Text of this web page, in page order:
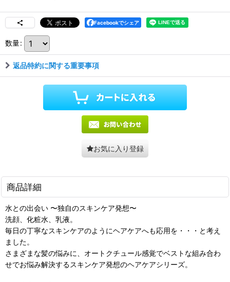
Facebookでシェア
数量:
返品特約に関する重要事項
お気に入り登録
商品詳細
水との出会い 〜独自のスキンケア発想〜
洗顔、化粧水、乳液。
毎日の丁寧なスキンケアのようにヘアケアへも応用を・・・と考え
ました。
さまざまな髪の悩みに、オートクチュール感覚でベストな組み合わ
せでお悩み解決するスキンケア発想のヘアケアシリーズ。